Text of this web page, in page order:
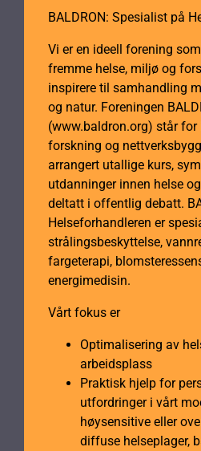
BALDRON: Spesialist på
Vi er en ideell forening
fremme helse, miljø og
inspirere til samhandling
og natur. Foreningen
(www.baldron.org) står
forskning og
arrangert utallige kurs,
utdanninger innen helse
deltatt i offentlig debatt.
Helseforhandleren er
strålingsbeskyttelse,
fargeterapi,
energimedisin.
Vårt fokus er
Optimalisering av
arbeidsplass
Praktisk hjelp for
utfordringer i vårt
høysensitive eller
diffuse helseplager,